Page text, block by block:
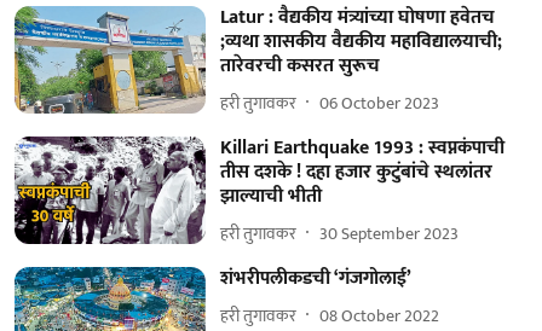
Latur : वैद्यकीय मंत्र्यांच्या घोषणा हवेतच
;व्यथा शासकीय वैद्यकीय महाविद्यालयाची;
तारेवरची कसरत सुरूच
हरी तुगावकर 06 October 2023
Killari Earthquake 1993 : स्वप्नकंपाची
तीस दशके ! दहा हजार कुटुंबांचे स्थलांतर
झाल्याची भीती
हरी तुगावकर 30 September 2023
शंभरीपलीकडची ‘गंजगोलाई’
हरी तुगावकर 08 October 2022